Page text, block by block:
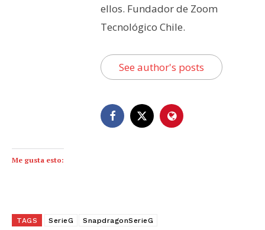
ellos. Fundador de Zoom
Tecnológico Chile.
See author's posts
Me gusta esto:
TAGS SerieG SnapdragonSerieG